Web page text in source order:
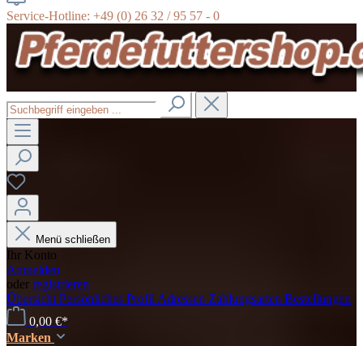
Service-Hotline: +49 (0) 26 32 / 95 57 - 0
Menü schließen
Ihr Konto
Anmelden
oder registrieren
Übersicht Persönliches Profil Adressen Zahlungsarten Bestellungen
0,00 €*
Marken